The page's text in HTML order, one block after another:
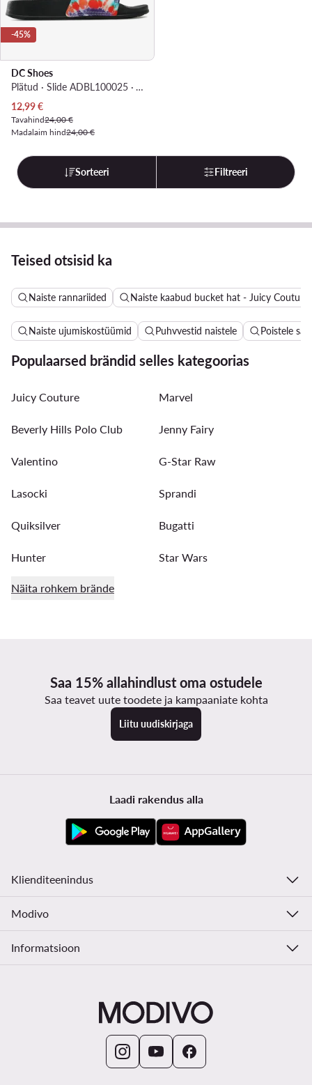
-45%
DC Shoes
Plätud · Slide ADBL100025 · Värviline
Praegune hind
12,99€
Tavahind24,00 €
Madalaim hind24,00 €
Sorteeri Filtreeri
Teised otsisid ka
Naiste rannariided Naiste kaabud bucket hat - Juicy Couture
Naiste ujumiskostüümid Puhvvestid naistele Poistele
Populaarsed brändid selles kategoorias
Juicy Couture Marvel
Beverly Hills Polo Club Jenny Fairy
Valentino G-Star Raw
Lasocki Sprandi
Quiksilver Bugatti
Hunter Star Wars
Näita rohkem brände
Saa 15% allahindlust oma ostudele
Saa teavet uute toodete ja kampaaniate kohta
Liitu uudiskirjaga
Laadi rakendus alla
Klienditeenindus
Modivo
Informatsioon